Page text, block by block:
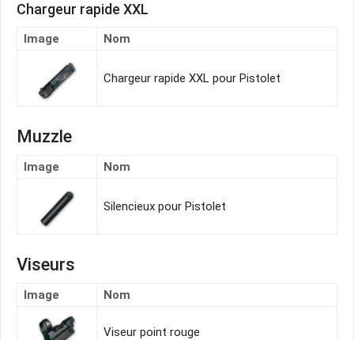
Chargeur rapide XXL
Image Nom
Chargeur rapide XXL pour Pistolet
Muzzle
Image Nom
Silencieux pour Pistolet
Viseurs
Image Nom
Viseur point rouge